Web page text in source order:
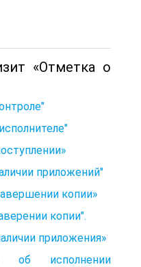
«Отметка о
приложений"
копии»
копии".
приложения»
об исполнении